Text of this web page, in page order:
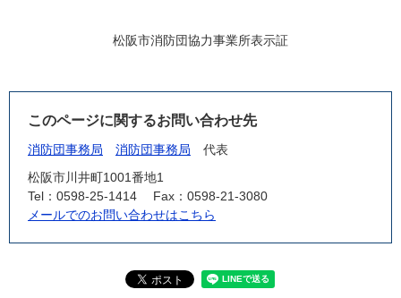
松阪市消防団協力事業所表示証
このページに関するお問い合わせ先
消防団事務局 消防団事務局
代表
松阪市川井町1001番地1
Tel：0598-25-1414
Fax：0598-21-3080
メールでのお問い合わせはこちら